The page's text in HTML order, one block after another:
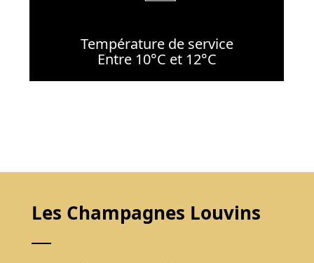
Température de service
Entre 10°C et 12°C
Les Champagnes Louvins